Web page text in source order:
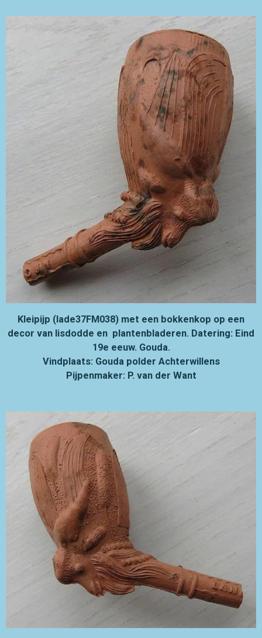
Kleipijp (lade37FM038) met een bokkenkop op een
decor van lisdodde en plantenbladeren. Datering: Eind
19e eeuw. Gouda.
Vindplaats: Gouda polder Achterwillens
Pijpenmaker: P. van der Want